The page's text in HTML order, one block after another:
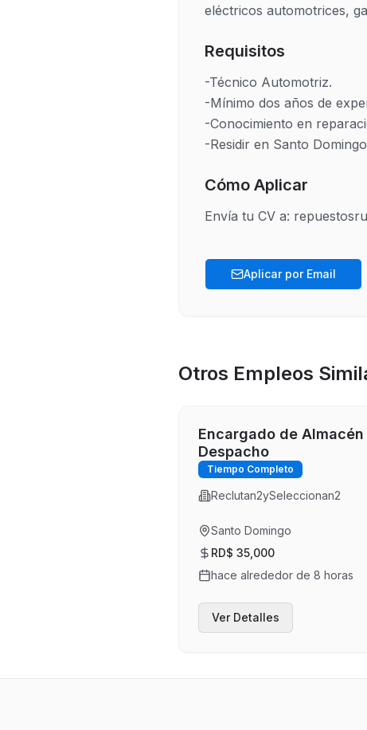
eléctricos automotrices,
Requisitos
-Técnico Automotriz.
-Mínimo dos años de
-Conocimiento en
-Residir en Santo
Cómo Aplicar
Envía tu CV a:
Aplicar por Email
Otros Empleos
Encargado de Almacén
Despacho
Tiempo Completo
Reclutan2ySeleccionan2
Santo Domingo
RD$ 35,000
hace alrededor de 8 horas
Ver Detalles